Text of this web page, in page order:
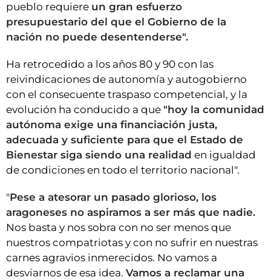
pueblo requiere un gran esfuerzo
presupuestario del que el Gobierno de la
nación no puede desentenderse".
Ha retrocedido a los años 80 y 90 con las
reivindicaciones de autonomía y autogobierno
con el consecuente traspaso competencial, y la
evolución ha conducido a que "hoy la comunidad
autónoma exige una financiación justa,
adecuada y suficiente para que el Estado de
Bienestar siga siendo una realidad en igualdad
de condiciones en todo el territorio nacional".
"Pese a atesorar un pasado glorioso, los
aragoneses no aspiramos a ser más que nadie.
Nos basta y nos sobra con no ser menos que
nuestros compatriotas y con no sufrir en nuestras
carnes agravios inmerecidos. No vamos a
desviarnos de esa idea. Vamos a reclamar una